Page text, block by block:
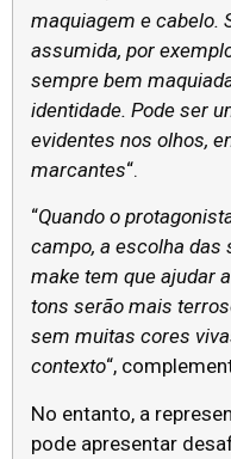
maquiagem e cabelo.
assumida, por
sempre bem
identidade. Pode ser
evidentes nos olhos,
marcantes“.
“Quando o
campo, a escolha das
make tem que ajudar
tons serão mais
sem muitas cores
contexto“,
No entanto, a
pode apresentar